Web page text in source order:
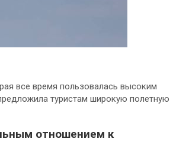
все время пользовалась высоким
туристам широкую полетную
отношением к